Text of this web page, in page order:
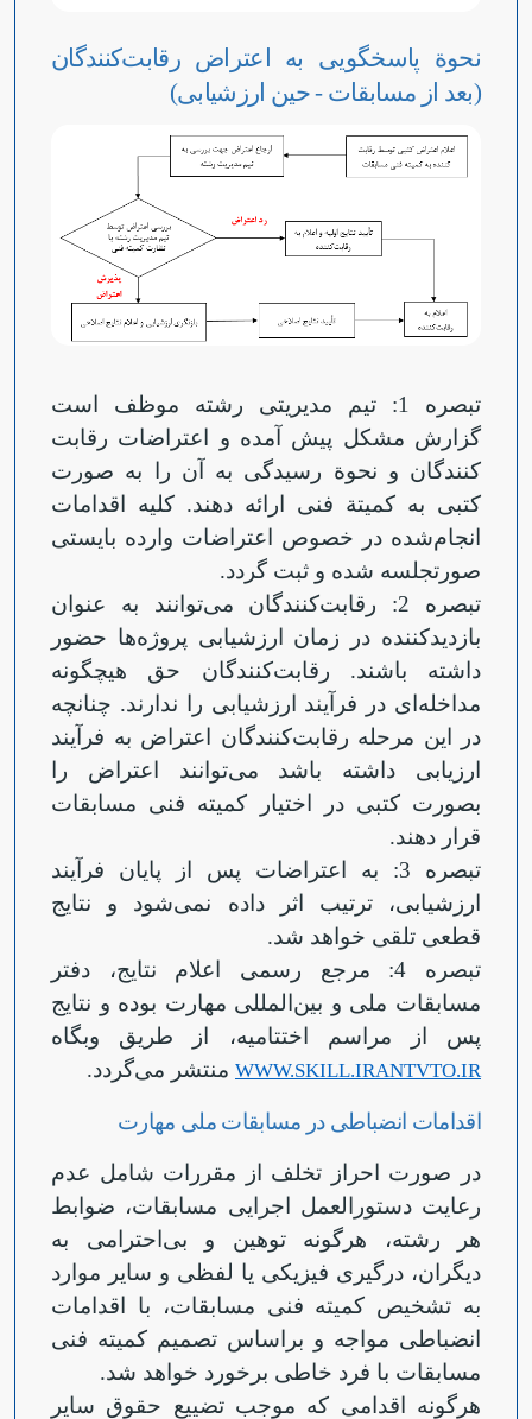
نحوة پاسخگویی به اعتراض رقابت‌کنندگان
(بعد از مسابقات - حین ارزشیابی)
تبصره 1: تیم مدیریتی رشته موظف است
گزارش مشکل پیش آمده و اعتراضات رقابت
کنندگان و نحوة رسیدگی به آن را به صورت
کتبی به کمیتة فنی ارائه دهند. کلیه اقدامات
انجام‌شده در خصوص اعتراضات وارده بایستی
صورتجلسه شده و ثبت گردد.
تبصره 2: رقابت‌کنندگان می‌توانند به عنوان
بازدیدکننده در زمان ارزشیابی پروژه‌ها حضور
داشته باشند. رقابت‌کنندگان حق هیچگونه
مداخله‌ای در فرآیند ارزشیابی را ندارند. چنانچه
در این مرحله رقابت‌کنندگان اعتراض به فرآیند
ارزیابی داشته باشد می‌توانند اعتراض را
بصورت کتبی در اختیار کمیته فنی مسابقات
قرار دهند.
تبصره 3: به اعتراضات پس از پایان فرآیند
ارزشیابی، ترتیب اثر داده نمی‌شود و نتایج
قطعی تلقی خواهد شد.
تبصره 4: مرجع رسمی اعلام نتایج، دفتر
مسابقات ملی و بین‌المللی مهارت بوده و نتایج
پس از مراسم اختتامیه، از طریق وبگاه
WWW.SKILL.IRANTVTO.IR منتشر می‌گردد.
اقدامات انضباطی در مسابقات ملی مهارت
در صورت احراز تخلف از مقررات شامل عدم
رعایت دستورالعمل اجرایی مسابقات، ضوابط
هر رشته، هرگونه توهین و بی‌احترامی به
دیگران، درگیری فیزیکی یا لفظی و سایر موارد
به تشخیص کمیته فنی مسابقات، با اقدامات
انضباطی مواجه و براساس تصمیم کمیته فنی
مسابقات با فرد خاطی برخورد خواهد شد.
هرگونه اقدامی که موجب تضییع حقوق سایر